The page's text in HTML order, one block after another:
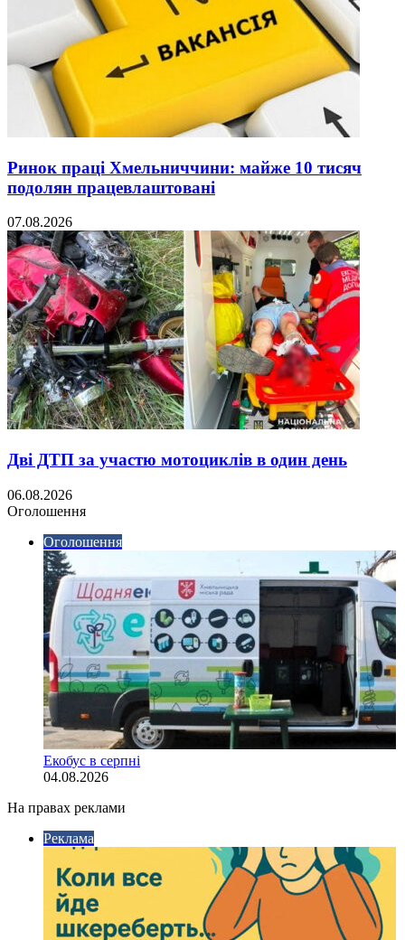
Ринок праці Хмельниччини: майже 10 тисяч
подолян працевлаштовані
07.08.2026
Дві ДТП за участю мотоциклів в один день
06.08.2026
Оголошення
Оголошення
Екобус в серпні
04.08.2026
На правах реклами
Реклама